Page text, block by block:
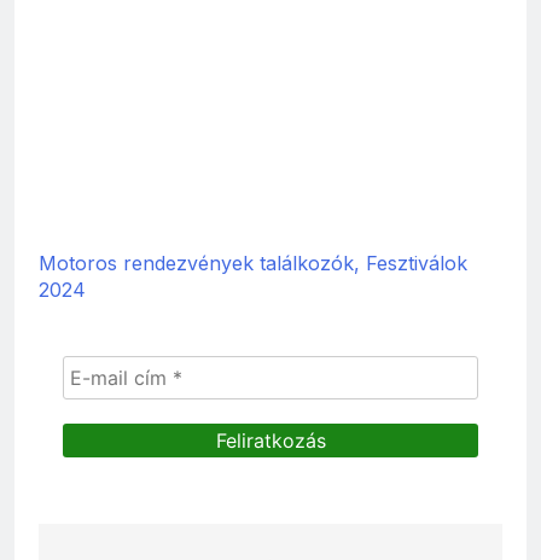
Motoros rendezvények találkozók, Fesztiválok
2024